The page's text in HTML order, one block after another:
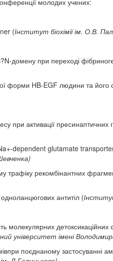
молодих учених:
(Інститут біохімії ім. О.В.
домену при переході
форми HB-EGF людини та його
при активації пресинаптичних
dependent glutamate
трафіку рекомбінантних
антитіл (
молекулярних
університет імені
поєднаному застосуванні